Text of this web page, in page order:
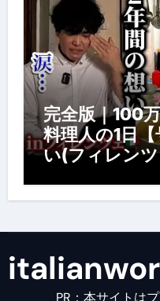
完全版｜100
料理人の1日
い(フィレン
PR：本サイトは